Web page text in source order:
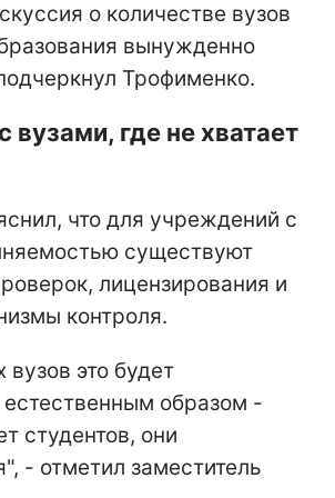
о количестве вузов
вынужденно
Трофименко.
вузами, где не хватает
что для учреждений с
существуют
лицензирования и
контроля.
это будет
естественным образом -
студентов, они
- отметил заместитель